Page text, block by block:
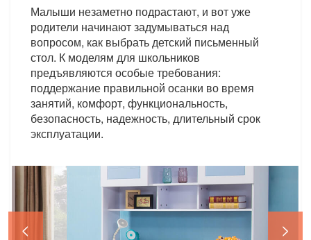
Малыши незаметно подрастают, и вот уже
родители начинают задумываться над
вопросом, как выбрать детский письменный
стол. К моделям для школьников
предъявляются особые требования:
поддержание правильной осанки во время
занятий, комфорт, функциональность,
безопасность, надежность, длительный срок
эксплуатации.
< >